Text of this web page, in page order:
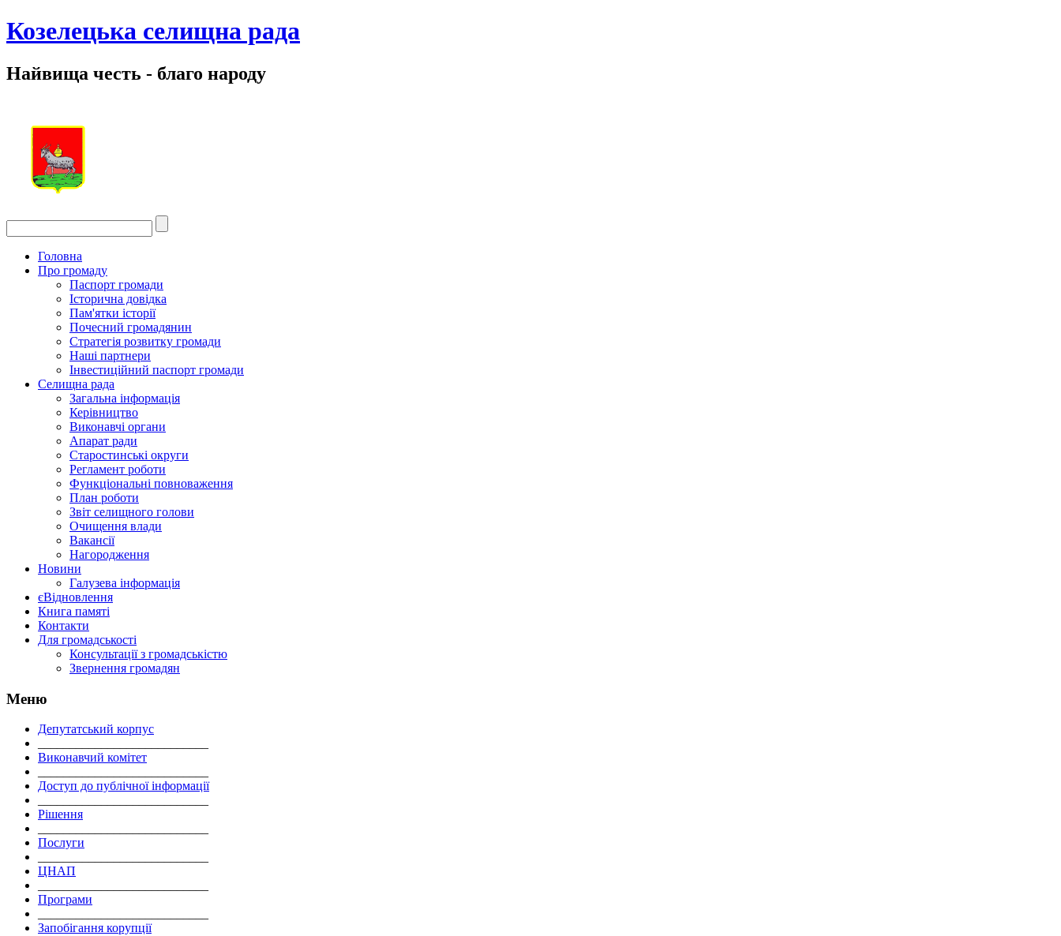
Козелецька селищна рада
Найвища честь - благо народу
Головна
Про громаду
Паспорт громади
Історична довідка
Пам'ятки історії
Почесний громадянин
Стратегія розвитку громади
Наші партнери
Інвестиційний паспорт громади
Селищна рада
Загальна інформація
Керівництво
Виконавчі органи
Апарат ради
Старостинські округи
Регламент роботи
Функціональні повноваження
План роботи
Звіт селищного голови
Очищення влади
Вакансії
Нагородження
Новини
Галузева інформація
єВідновлення
Книга памяті
Контакти
Для громадськості
Консультації з громадськістю
Звернення громадян
Меню
Депутатський корпус
Виконавчий комітет
Доступ до публічної інформації
Рішення
Послуги
ЦНАП
Програми
Запобігання корупції